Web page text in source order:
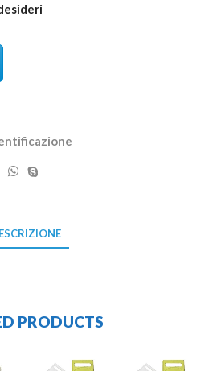
PRODUCTS